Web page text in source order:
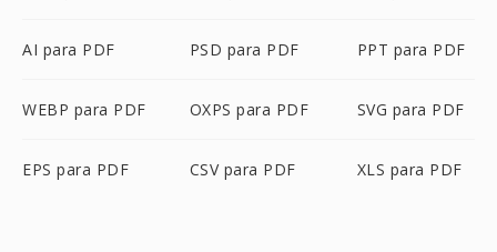
AI para PDF PSD para PDF PPT para PDF
WEBP para PDF OXPS para PDF SVG para PDF
EPS para PDF CSV para PDF XLS para PDF